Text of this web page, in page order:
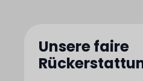
Unsere faire